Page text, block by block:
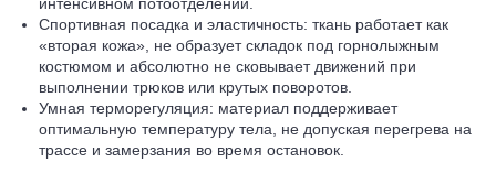
Спортивная посадка и эластичность: ткань работает как
«вторая кожа», не образует складок под горнолыжным
костюмом и абсолютно не сковывает движений при
выполнении трюков или крутых поворотов.
Умная терморегуляция: материал поддерживает
оптимальную температуру тела, не допуская перегрева на
трассе и замерзания во время остановок.